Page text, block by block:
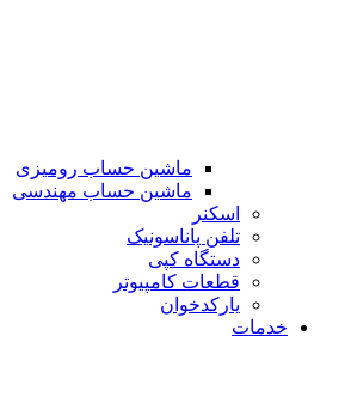
ماشین حساب رومیزی
ماشین حساب مهندسی
اسکنر
تلفن پاناسونیک
دستگاه کپی
قطعات کامپیوتر
یارکدخوان
خدمات